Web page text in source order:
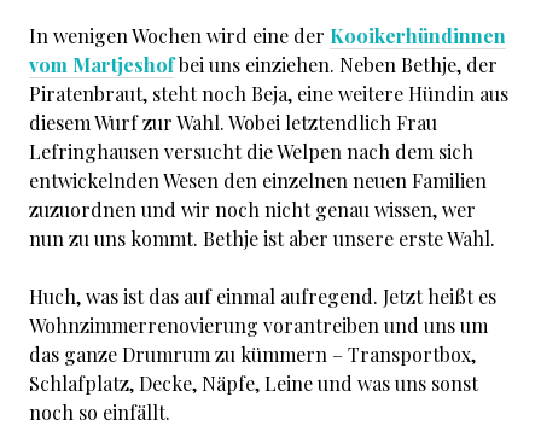
In wenigen Wochen wird eine der Kooikerhündinnen
vom Martjeshofbei uns einziehen. Neben Bethje, der
Piratenbraut, steht noch Beja, eine weitere Hündin aus
diesem Wurf zur Wahl. Wobei letztendlich Frau
Lefringhausen versucht die Welpen nach dem sich
entwickelnden Wesen den einzelnen neuen Familien
zuzuordnen und wir noch nicht genau wissen, wer
nun zu uns kommt. Bethje ist aber unsere erste Wahl.
Huch, was ist das auf einmal aufregend. Jetzt heißt es
Wohnzimmerrenovierung vorantreiben und uns um
das ganze Drumrum zu kümmern – Transportbox,
Schlafplatz, Decke, Näpfe, Leine und was uns sonst
noch so einfällt.